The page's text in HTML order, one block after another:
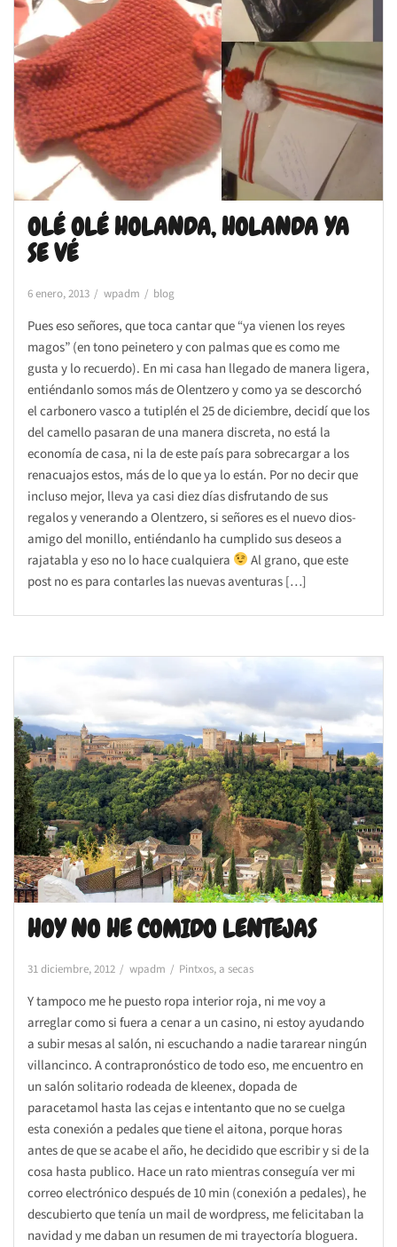
OLÉ OLÉ HOLANDA, HOLANDA YA
SE VÉ
6 enero, 2013 wpadm blog
Pues eso señores, que toca cantar que “ya vienen los reyes
magos” (en tono peinetero y con palmas que es como me
gusta y lo recuerdo). En mi casa han llegado de manera ligera,
entiéndanlo somos más de Olentzero y como ya se descorchó
el carbonero vasco a tutiplén el 25 de diciembre, decidí que los
del camello pasaran de una manera discreta, no está la
economía de casa, ni la de este país para sobrecargar a los
renacuajos estos, más de lo que ya lo están. Por no decir que
incluso mejor, lleva ya casi diez días disfrutando de sus
regalos y venerando a Olentzero, si señores es el nuevo dios-
amigo del monillo, entiéndanlo ha cumplido sus deseos a
rajatabla y eso no lo hace cualquiera
Al grano, que este
post no es para contarles las nuevas aventuras […]
HOY NO HE COMIDO LENTEJAS
31 diciembre, 2012 wpadm Pintxos, a secas
Y tampoco me he puesto ropa interior roja, ni me voy a
arreglar como si fuera a cenar a un casino, ni estoy ayudando
a subir mesas al salón, ni escuchando a nadie tararear ningún
villancinco. A contrapronóstico de todo eso, me encuentro en
un salón solitario rodeada de kleenex, dopada de
paracetamol hasta las cejas e intentanto que no se cuelga
esta conexión a pedales que tiene el aitona, porque horas
antes de que se acabe el año, he decidido que escribir y si de la
cosa hasta publico. Hace un rato mientras conseguía ver mi
correo electrónico después de 10 min (conexión a pedales), he
descubierto que tenía un mail de wordpress, me felicitaban la
navidad y me daban un resumen de mi trayectoría bloguera.